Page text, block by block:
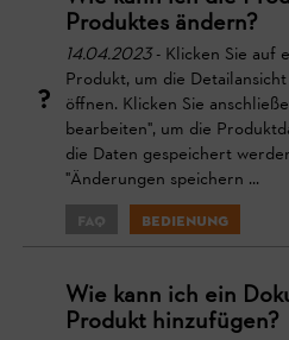
Produktes ändern?
14.04.2023- Klicken Sie auf
Produkt, um die
öffnen. Klicken Sie
bearbeiten", um die
die Daten gespeichert
"Änderungen speichern ...
FAQ Bedienung
Wie kann ich ein
Produkt hinzufügen?